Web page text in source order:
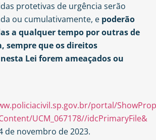
protetivas de urgência serão
ou cumulativamente, e poderão
a qualquer tempo por outras de
sempre que os direitos
Lei forem ameaçados ou
portal/
UCM_067178//idcPrimaryFile&
de novembro de 2023.